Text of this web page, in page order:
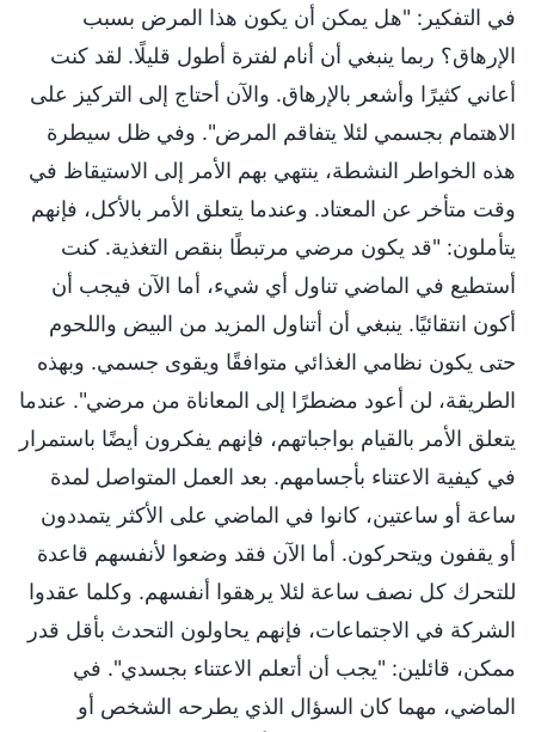
في التفكير: "هل يمكن أن يكون هذا المرض بسبب
الإرهاق؟ ربما ينبغي أن أنام لفترة أطول قليلًا. لقد كنت
أعاني كثيرًا وأشعر بالإرهاق. والآن أحتاج إلى التركيز على
الاهتمام بجسمي لئلا يتفاقم المرض". وفي ظل سيطرة
هذه الخواطر النشطة، ينتهي بهم الأمر إلى الاستيقاظ في
وقت متأخر عن المعتاد. وعندما يتعلق الأمر بالأكل، فإنهم
يتأملون: "قد يكون مرضي مرتبطًا بنقص التغذية. كنت
أستطيع في الماضي تناول أي شيء، أما الآن فيجب أن
أكون انتقائيًا. ينبغي أن أتناول المزيد من البيض واللحوم
حتى يكون نظامي الغذائي متوافقًا ويقوى جسمي. وبهذه
الطريقة، لن أعود مضطرًا إلى المعاناة من مرضي". عندما
يتعلق الأمر بالقيام بواجباتهم، فإنهم يفكرون أيضًا باستمرار
في كيفية الاعتناء بأجسامهم. بعد العمل المتواصل لمدة
ساعة أو ساعتين، كانوا في الماضي على الأكثر يتمددون
أو يقفون ويتحركون. أما الآن فقد وضعوا لأنفسهم قاعدة
للتحرك كل نصف ساعة لئلا يرهقوا أنفسهم. وكلما عقدوا
الشركة في الاجتماعات، فإنهم يحاولون التحدث بأقل قدر
ممكن، قائلين: "يجب أن أتعلم الاعتناء بجسدي". في
الماضي، مهما كان السؤال الذي يطرحه الشخص أو